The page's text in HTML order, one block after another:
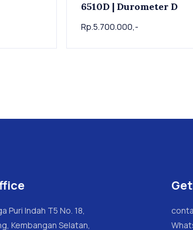
6510D | Durometer D
Rp.5.700.000,-
Puri Indah T5 No. 18,
Kembangan Selatan,